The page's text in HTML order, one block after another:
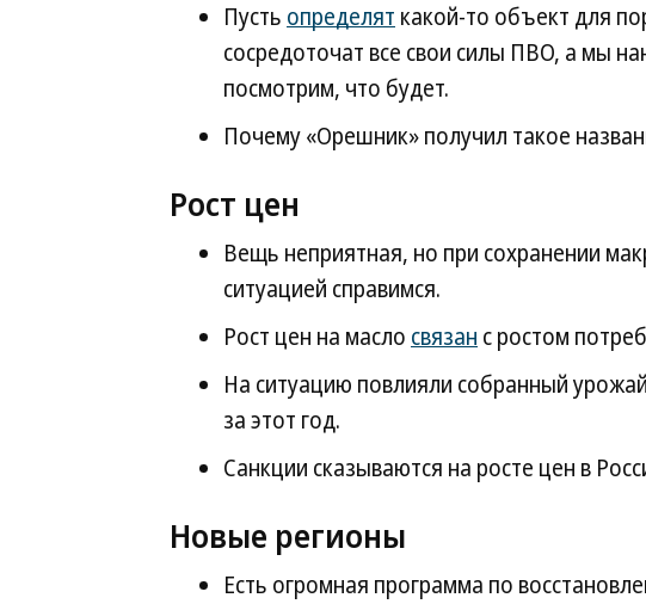
Пусть определят какой-то объект для
сосредоточат все свои силы ПВО, а мы
посмотрим, что будет.
Почему «Орешник» получил такое
Рост цен
Вещь неприятная, но при сохранении
ситуацией справимся.
Рост цен на масло связан с ростом
На ситуацию повлияли собранный
за этот год.
Санкции сказываются на росте цен в
Новые регионы
Есть огромная программа по